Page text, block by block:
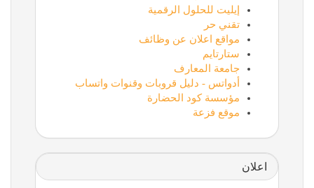
إيليت للحلول الرقمية
تقني حر
مواقع اعلان عن وظائف
ستارتايم
جامعة المعارف
أدواتس - دليل قروبات وقنوات واتساب
مؤسسة كود الحضارة
موقع فزعة
اعلان